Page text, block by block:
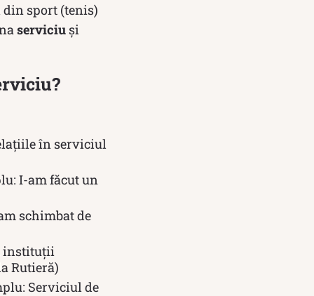
din sport (tenis)
serviciu și
în serviciul
I-am făcut un
schimbat de
instituții
Rutieră)
Serviciul de